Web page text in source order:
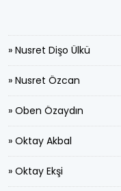
» Nusret Dişo Ülkü
» Nusret Özcan
» Oben Özaydın
» Oktay Akbal
» Oktay Ekşi